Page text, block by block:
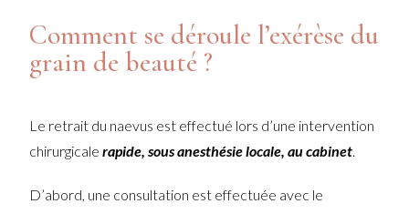
Comment se déroule l’exérèse du
grain de beauté ?
Le retrait du naevus est effectué lors d’une intervention
chirurgicalerapide, sous anesthésie locale, au cabinet.
D’abord, une consultation est effectuée avec le